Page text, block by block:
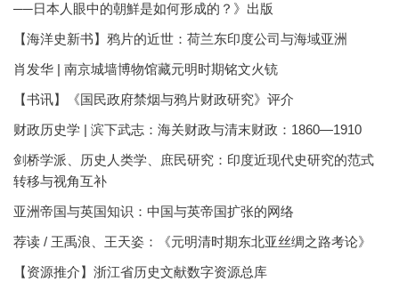
──日本人眼中的朝鮮是如何形成的？》出版
【海洋史新书】鸦片的近世：荷兰东印度公司与海域亚洲
肖发华 | 南京城墙博物馆藏元明时期铭文火铳
【书讯】《国民政府禁烟与鸦片财政研究》评介
财政历史学 | 滨下武志：海关财政与清末财政：1860—1910
剑桥学派、历史人类学、庶民研究：印度近现代史研究的范式
转移与视角互补
亚洲帝国与英国知识：中国与英帝国扩张的网络
荐读 / 王禹浪、王天姿：《元明清时期东北亚丝绸之路考论》
【资源推介】浙江省历史文献数字资源总库